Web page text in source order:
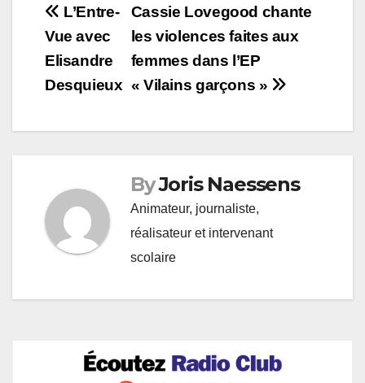
Navigation
de
l’article
Cassie Lovegood chante
les violences faites aux
femmes dans l’EP
« Vilains garçons »
L’Entre-
Vue avec
Elisandre
Desquieux
ByJoris Naessens
Animateur, journaliste,
réalisateur et intervenant
scolaire